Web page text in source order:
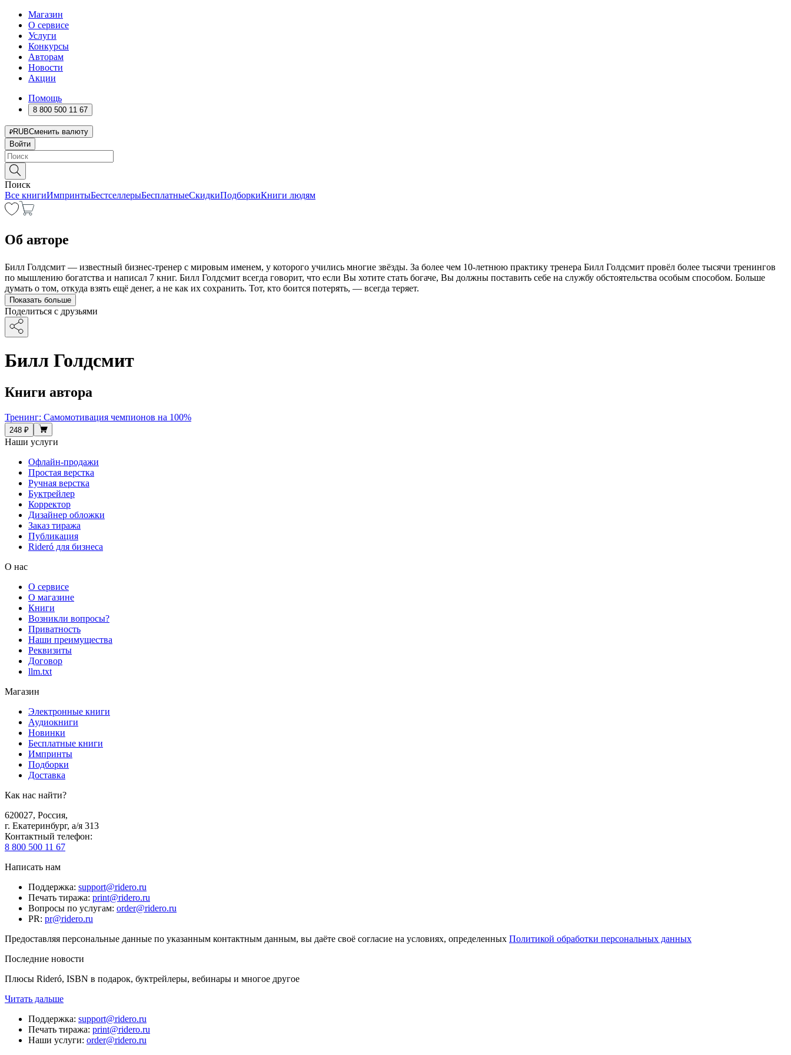
Магазин
О сервисе
Услуги
Конкурсы
Авторам
Новости
Акции
Помощь
8 800 500 11 67
RUBСменить валюту
Войти
Поиск
Все книгиИмпринтыБестселлерыБесплатныеСкидкиПодборкиКниги людям
Об авторе
Билл Голдсмит — известный бизнес-тренер с мировым именем, у которого учились многие звёзды. За более чем 10-летнюю практику тренера Билл Голдсмит провёл более тысячи тренингов
по мышлению богатства и написал 7 книг. Билл Голдсмит всегда говорит, что если Вы хотите стать богаче, Вы должны поставить себе на службу обстоятельства особым способом. Больше
думать о том, откуда взять ещё денег, а не как их сохранить. Тот, кто боится потерять, — всегда теряет.
Показать больше
Поделиться с друзьями
Билл Голдсмит
Книги автора
Тренинг: Самомотивация чемпионов на 100%
248 ₽
Наши услуги
Офлайн-продажи
Простая верстка
Ручная верстка
Буктрейлер
Корректор
Дизайнер обложки
Заказ тиража
Публикация
Rideró для бизнеса
О нас
О сервисе
О магазине
Книги
Возникли вопросы?
Приватность
Наши преимущества
Реквизиты
Договор
llm.txt
Магазин
Электронные книги
Аудиокниги
Новинки
Бесплатные книги
Импринты
Подборки
Доставка
Как нас найти?
620027, Россия,
г. Екатеринбург, а/я 313
Контактный телефон:
8 800 500 11 67
Написать нам
Поддержка: support@ridero.ru
Печать тиража: print@ridero.ru
Вопросы по услугам: order@ridero.ru
PR: pr@ridero.ru
Предоставляя персональные данные по указанным контактным данным, вы даёте своё согласие на условиях, определенных Политикой обработки персональных данных
Последние новости
Плюсы Rideró, ISBN в подарок, буктрейлеры, вебинары и многое другое
Читать дальше
Поддержка: support@ridero.ru
Печать тиража: print@ridero.ru
Наши услуги: order@ridero.ru